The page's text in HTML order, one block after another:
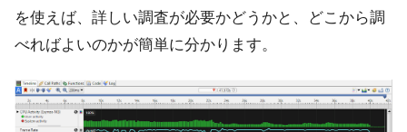
を使えば、詳しい調査が必要かどうかと、どこから調
べればよいのかが簡単に分かります。